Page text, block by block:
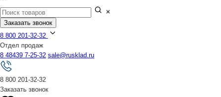
Заказать звонок
8 800 201-32-32
Отдел продаж
8 48439 7-25-32 sale@rusklad.ru
8 800 201-32-32
Заказать звонок